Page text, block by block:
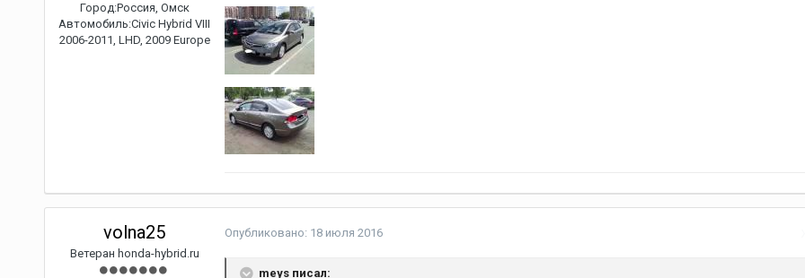
Город:Россия, Омск
Автомобиль:Civic Hybrid VIII
2006-2011, LHD, 2009 Europe
volna25
Ветеран honda-hybrid.ru
Опубликовано: 18 июля 2016
meys писал: